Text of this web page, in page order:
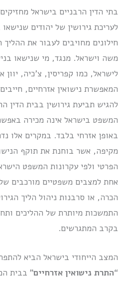
בתי הדין הרבניים בישראל
לעריכת גירושין של יהודים
חילונים מחויבים לעבור את
משה וישראל. מנגד, מי שנישאו
לישראל, כמו קפריסין, צ’כיה, יוון
המאפשרת נישואין אזרחיים,
להגיש תביעת גירושין בבית הדין
המשפט בישראל אינה מכירה
באופן אזרחי בלבד. במקרים אלו
מקיפה, אשר בוחנת את תוקף
הפרטי ולפי עקרונות המשפט
אחת למצבים משפטיים מורכבים
הכרה, או סרבנות ניהול הליך
התמשכות מיותרת של ההליכים
בקרב המתגרשים.
המצב הייחודי בישראל הביא
“התרת נישואין אזרחיים” בבית